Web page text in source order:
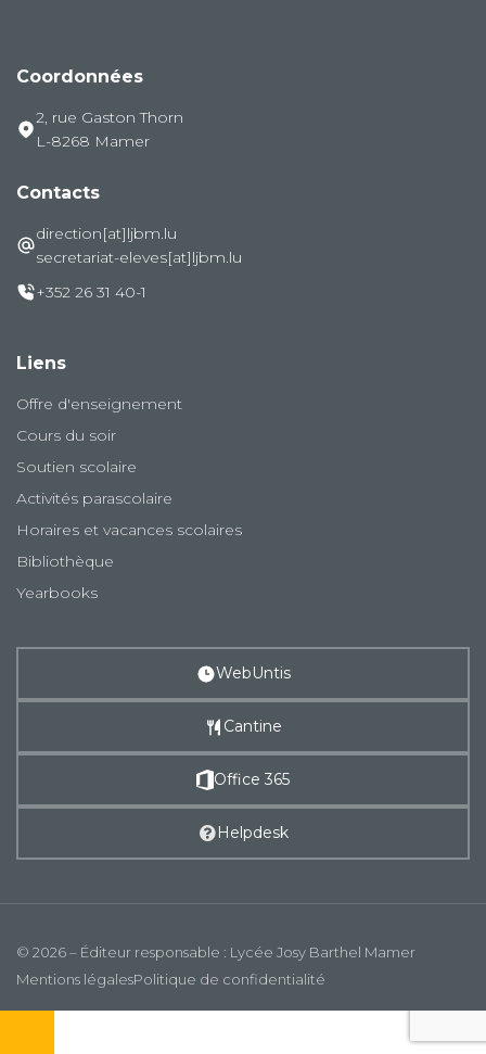
Coordonnées
2, rue Gaston Thorn
L-8268 Mamer
Contacts
direction[at]ljbm.lu
secretariat-eleves[at]ljbm.lu
+352 26 31 40-1
Liens
Offre d'enseignement
Cours du soir
Soutien scolaire
Activités parascolaire
Horaires et vacances scolaires
Bibliothèque
Yearbooks
WebUntis
Cantine
Office 365
Helpdesk
© 2026 – Éditeur responsable : Lycée Josy Barthel Mamer
Mentions légalesPolitique de confidentialité